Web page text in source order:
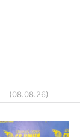
(08.08.26)